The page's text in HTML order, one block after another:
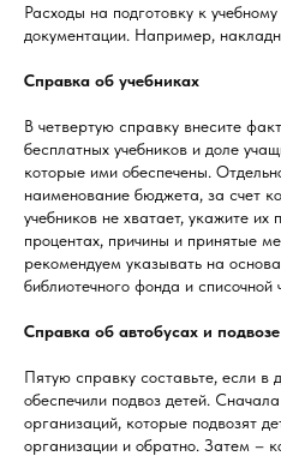
Расходы на подготовку к
документации. Например,
Справка об учебниках
В четвертую справку внесите
бесплатных учебников и доле
которые ими обеспечены.
наименование бюджета, за счет
учебников не хватает, укажите их
процентах, причины и принятые
рекомендуем указывать на
библиотечного фонда и списочной
Справка об автобусах и подвозе
Пятую справку составьте, если в
обеспечили подвоз детей.
организаций, которые подвозят
организации и обратно. Затем –